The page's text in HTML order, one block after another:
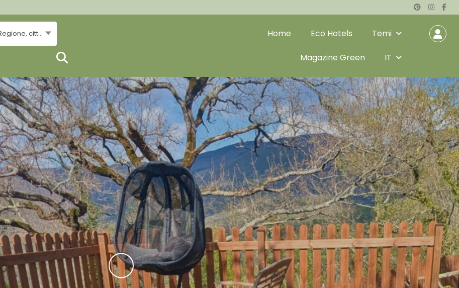
..Regione, città... Home Eco Hotels Temi
Magazine Green IT